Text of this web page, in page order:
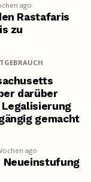
ago
Rastafaris
zu
darüber
gemacht
ago
Neueinstufung